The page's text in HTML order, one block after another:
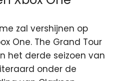
zal vershijnen op
One. The Grand Tour
het derde seizoen van
onder de